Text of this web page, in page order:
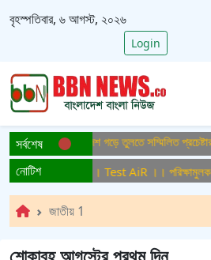
বৃহস্পতিবার, ৬ আগস্ট, ২০২৬
Login
সর্বশেষবাংলাদেশ গড়ে তুলতে সম্মিলিত প্রচেষ্টার
নোটিশসম্প্রচার ।। Test AiR ।। পরিক্ষামুলক
জাতীয় 1